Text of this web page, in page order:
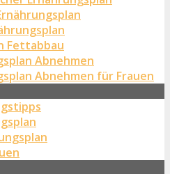
Fettabbau
Abnehmen
Abnehmen für Frauen